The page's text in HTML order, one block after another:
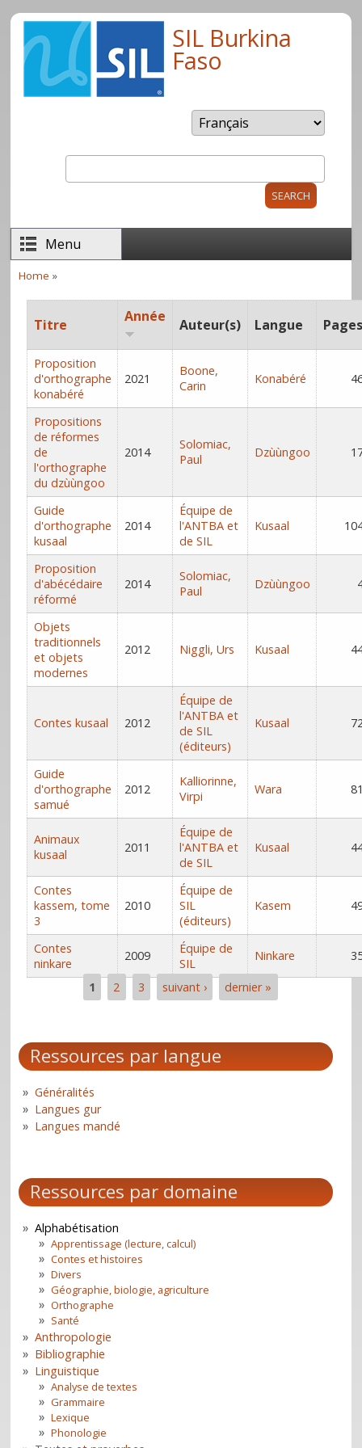
Skip to main content SIL Burkina
Faso
Search form
Menu
Home »
Titre Année Auteur(s) Langue
Proposition
d'orthographe
konabéré
2021
Boone,
Carin
Konabéré
Propositions
de réformes
de
l'orthographe
du dzùùngoo
2014
Solomiac,
Paul
Dzùùngoo
Guide
d'orthographe
kusaal
2014
Équipe de
l'ANTBA et
de SIL
Kusaal
Proposition
d'abécédaire
réformé
2014
Solomiac,
Paul
Dzùùngoo
Objets
traditionnels
et objets
modernes
2012 Niggli, Urs Kusaal
Contes kusaal 2012
Équipe de
l'ANTBA et
de SIL
(éditeurs)
Kusaal
Guide
d'orthographe
samué
2012
Kalliorinne,
Virpi
Wara
Animaux
kusaal
2011
Équipe de
l'ANTBA et
de SIL
Kusaal
Contes
kassem, tome
3
2010
Équipe de
SIL
(éditeurs)
Kasem
Contes
ninkare
2009
Équipe de
SIL
Ninkare
1 2 3 suivant › dernier »
Ressources par langue
Généralités
Langues gur
Langues mandé
Ressources par domaine
Alphabétisation
Apprentissage (lecture, calcul)
Contes et histoires
Divers
Géographie, biologie, agriculture
Orthographe
Santé
Anthropologie
Bibliographie
Linguistique
Analyse de textes
Grammaire
Lexique
Phonologie